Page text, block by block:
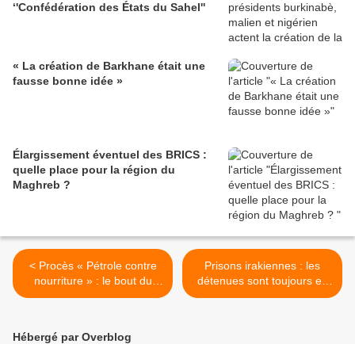
‘'Confédération des États du Sahel''
« La création de Barkhane était une
fausse bonne idée »
Élargissement éventuel des BRICS :
quelle place pour la région du
Maghreb ?
< Procès « Pétrole contre
nourriture » : le bout du
tunnel ?
Prisons irakiennes : les
détenues sont toujours en
danger >
Hébergé par Overblog